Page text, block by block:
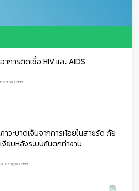
อาการติดเชื้อ HIV และ AIDS
6 สิงหาคม 2569
ภาวะบาดเจ็บจากการห้อยในสายรัด ภัย
เงียบหลังระบบกันตกทำงาน
29 กรกฎาคม 2569